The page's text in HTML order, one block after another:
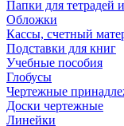
Папки для тетрадей
Обложки
Кассы, счетный
Подставки для книг
Учебные пособия
Глобусы
Чертежные
Доски чертежные
Линейки